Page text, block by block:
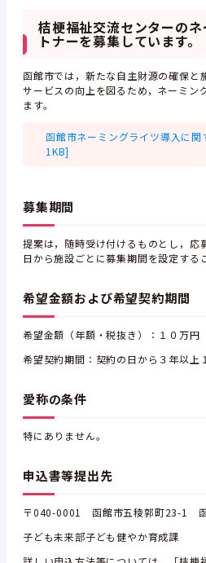
桔梗福祉交流センターの
トナーを募集しています。
函館市では，新たな自主財源の確保と
サービスの向上を図るため，ネーミン
ます。
函館市ネーミングライツ導入に
1KB]
募集期間
提案は，随時受け付けるものとし，応
日から施設ごとに募集期間を設定する
希望金額および希望契約期間
希望金額（年額・税抜き）：１０万円
希望契約期間：契約の日から３年以上
愛称の条件
特にありません。
申込書等提出先
〒040-0001 函館市五稜郭町23-1 函
子ども未来部子ども健やか育成課